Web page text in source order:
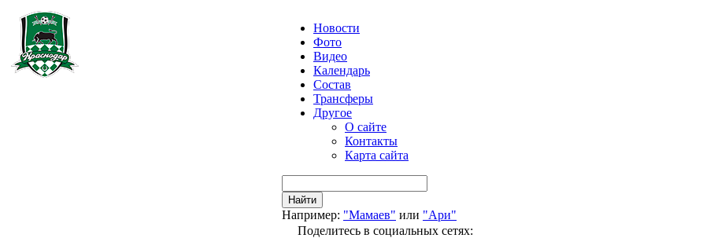
Новости
Фото
Видео
Календарь
Состав
Трансферы
Другое
О сайте
Контакты
Карта сайта
Найти
Например: "Мамаев" или "Ари"
Поделитесь в социальных сетях: